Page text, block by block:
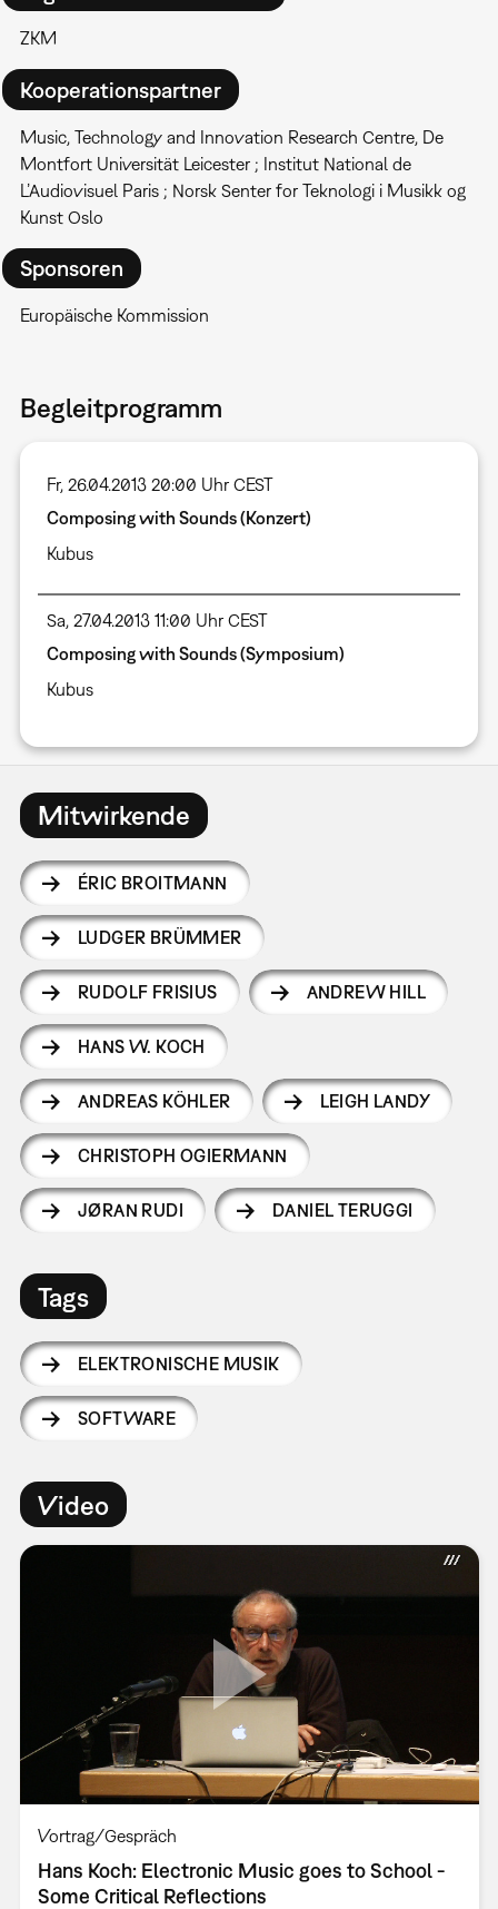
ZKM
Kooperationspartner
Music, Technology and Innovation Research Centre, De
Montfort Universität Leicester ; Institut National de
L’Audiovisuel Paris ; Norsk Senter for Teknologi i Musikk og
Kunst Oslo
Sponsoren
Europäische Kommission
Begleitprogramm
Fr, 26.04.2013 20:00 Uhr CEST
Composing with Sounds (Konzert)
Kubus
Sa, 27.04.2013 11:00 Uhr CEST
Composing with Sounds (Symposium)
Kubus
Mitwirkende
ÉRIC BROITMANN
LUDGER BRÜMMER
RUDOLF FRISIUS ANDREW HILL
HANS W. KOCH
ANDREAS KÖHLER LEIGH LANDY
CHRISTOPH OGIERMANN
JØRAN RUDI DANIEL TERUGGI
Tags
ELEKTRONISCHE MUSIK
SOFTWARE
Video
Vortrag/Gespräch
Hans Koch: Electronic Music goes to School -
Some Critical Reflections